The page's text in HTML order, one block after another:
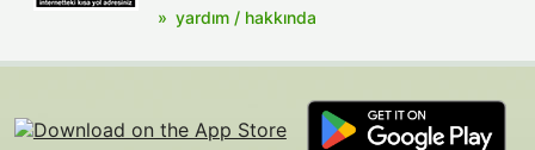
yardım / hakkında